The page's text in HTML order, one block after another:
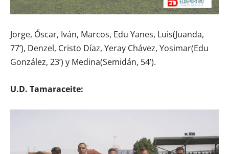
Jorge, Óscar, Iván, Marcos, Edu Yanes, Luis(Juanda,
77’), Denzel, Cristo Díaz, Yeray Chávez, Yosimar(Edu
González, 23’) y Medina(Semidán, 54’).
U.D. Tamaraceite: